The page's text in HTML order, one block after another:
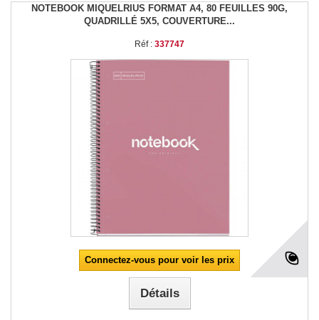
NOTEBOOK MIQUELRIUS FORMAT A4, 80 FEUILLES 90G,
QUADRILLÉ 5X5, COUVERTURE...
Réf : 337747
Connectez-vous pour voir les prix
Détails